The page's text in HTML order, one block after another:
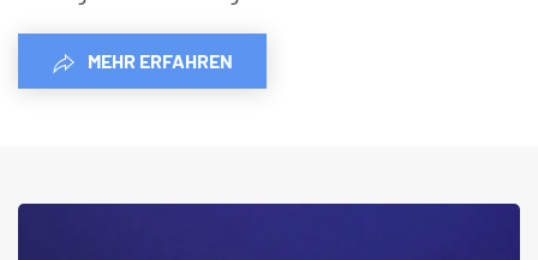
MEHR ERFAHREN